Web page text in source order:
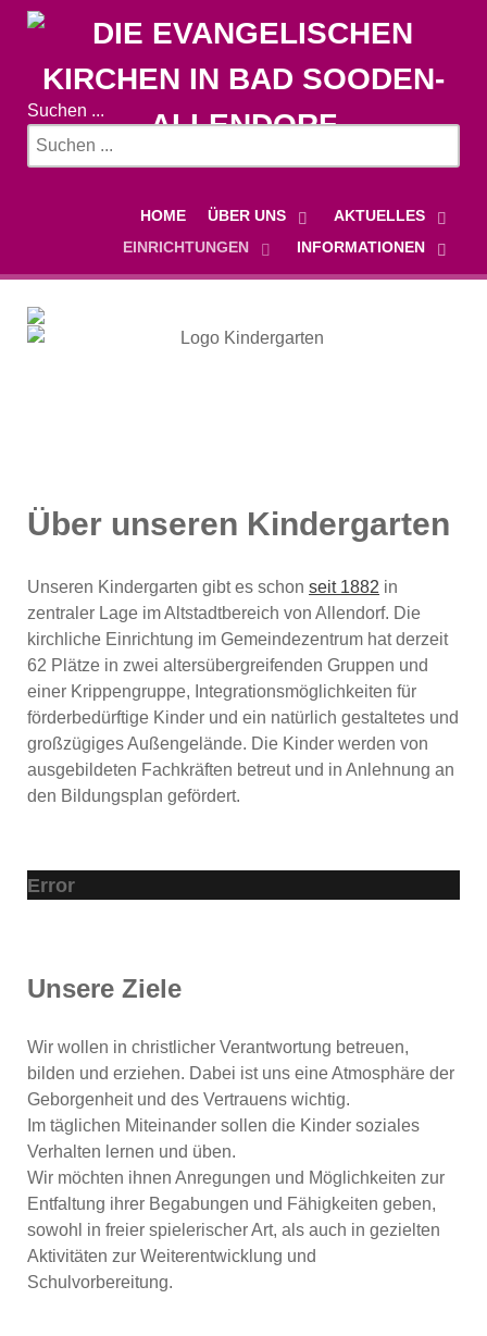
Suchen ...
HOME ÜBER UNS
AKTUELLES
EINRICHTUNGEN
INFORMATIONEN
Über unseren Kindergarten
Unseren Kindergarten gibt es schon seit 1882 in
zentraler Lage im Altstadtbereich von Allendorf. Die
kirchliche Einrichtung im Gemeindezentrum hat derzeit
62 Plätze in zwei altersübergreifenden Gruppen und
einer Krippengruppe, Integrationsmöglichkeiten für
förderbedürftige Kinder und ein natürlich gestaltetes und
großzügiges Außengelände. Die Kinder werden von
ausgebildeten Fachkräften betreut und in Anlehnung an
den Bildungsplan gefördert.
Error
Unsere Ziele
Wir wollen in christlicher Verantwortung betreuen,
bilden und erziehen. Dabei ist uns eine Atmosphäre der
Geborgenheit und des Vertrauens wichtig.
Im täglichen Miteinander sollen die Kinder soziales
Verhalten lernen und üben.
Wir möchten ihnen Anregungen und Möglichkeiten zur
Entfaltung ihrer Begabungen und Fähigkeiten geben,
sowohl in freier spielerischer Art, als auch in gezielten
Aktivitäten zur Weiterentwicklung und
Schulvorbereitung.